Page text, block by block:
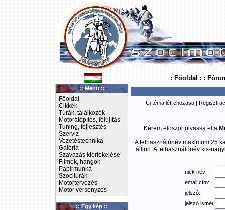
: Főoldal : :
:: Menü ::
Főoldal
Cikkek
Túrák, találkozók
Motorátépítés, felújítás
Tuning, fejlesztés
Szerviz
Vezetéstechnika
Galéria
Szavazás kiértékelése
Filmek, hangok
Papírmunka
Szocitúrák
Motortervezés
Motor versenyzés
:: Egy kép ::
Új téma létrehozása |
Kérem elöször olvassa el a
A felhasználónév maximum 25
álljon. A felhasználónév kis-
nick név:
email cím:
jelszó:
jelszó ismét: